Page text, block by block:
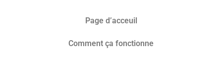
Page d’acceuil
Comment ça fonctionne